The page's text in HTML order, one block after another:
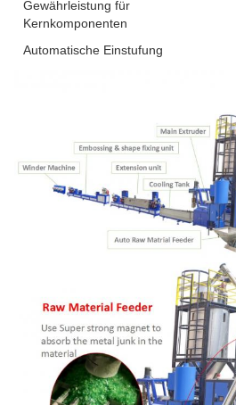
Gewährleistung für
Kernkomponenten
Automatische Einstufung